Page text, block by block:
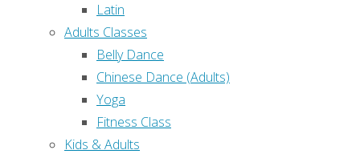
Latin
Adults Classes
Belly Dance
Chinese Dance (Adults)
Yoga
Fitness Class
Kids & Adults
Kids
Latin
changed from the
dolor sit amet,